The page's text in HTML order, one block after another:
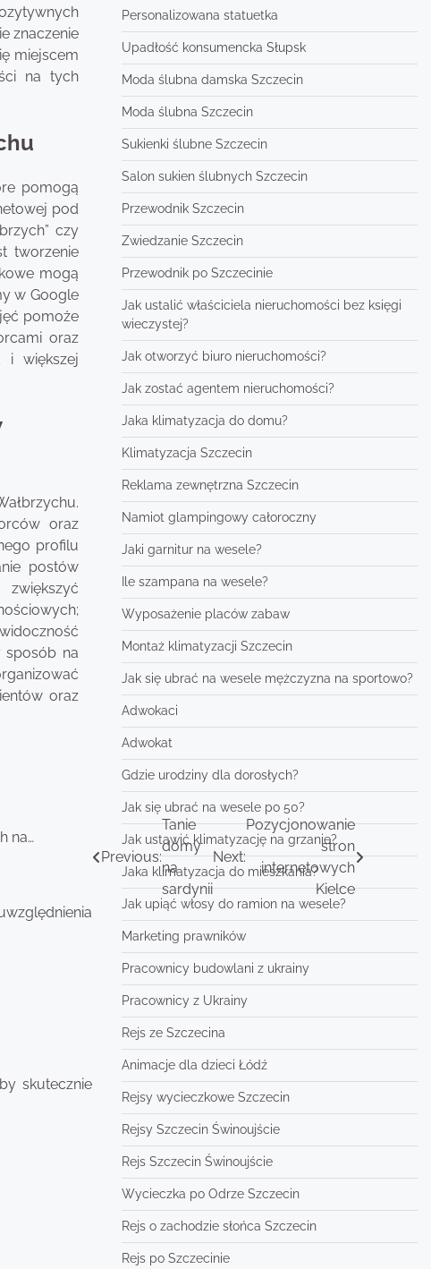
znaczenie
miejscem
na tych
pomogą
pod
czy
tworzenie
mogą
w Google
pomoże
oraz
i większej
oraz
profilu
postów
sposób na
oraz
na…
skutecznie
Previous:
Tanie
domy
na
sardynii
Next:
Pozycjonowanie
stron
internetowych
Kielce
Personalizowana statuetka
Upadłość konsumencka Słupsk
Moda ślubna damska Szczecin
Moda ślubna Szczecin
Sukienki ślubne Szczecin
Salon sukien ślubnych Szczecin
Przewodnik Szczecin
Zwiedzanie Szczecin
Przewodnik po Szczecinie
Jak ustalić właściciela nieruchomości bez księgi
wieczystej?
Jak otworzyć biuro nieruchomości?
Jak zostać agentem nieruchomości?
Jaka klimatyzacja do domu?
Klimatyzacja Szczecin
Reklama zewnętrzna Szczecin
Namiot glampingowy całoroczny
Jaki garnitur na wesele?
Ile szampana na wesele?
Wyposażenie placów zabaw
Montaż klimatyzacji Szczecin
Jak się ubrać na wesele mężczyzna na sportowo?
Adwokaci
Adwokat
Gdzie urodziny dla dorosłych?
Jak się ubrać na wesele po 50?
Jak ustawić klimatyzację na grzanie?
Jaka klimatyzacja do mieszkania?
Jak upiąć włosy do ramion na wesele?
Marketing prawników
Pracownicy budowlani z ukrainy
Pracownicy z Ukrainy
Rejs ze Szczecina
Animacje dla dzieci Łódź
Rejsy wycieczkowe Szczecin
Rejsy Szczecin Świnoujście
Rejs Szczecin Świnoujście
Wycieczka po Odrze Szczecin
Rejs o zachodzie słońca Szczecin
Rejs po Szczecinie